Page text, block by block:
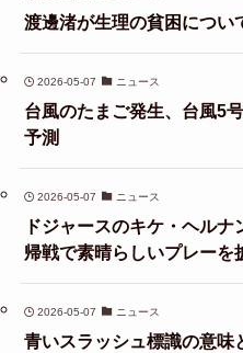
渡邊渚が生理の貧困につい
2026-05-07 ニュース
台風のたまご発生、台風5
予測
2026-05-07 ニュース
ドジャースのキケ・ヘル
帰戦で素晴らしいプレーを
2026-05-07 ニュース
青いスラッシュ標識の意味